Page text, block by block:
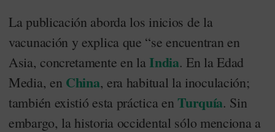
La publicación aborda los inicios de la
vacunación y explica que “se encuentran en
Asia, concretamente en laIndia. En la Edad
Media, en China, era habitual la inoculación;
también existió esta práctica enTurquía. Sin
embargo, la historia occidental sólo menciona a